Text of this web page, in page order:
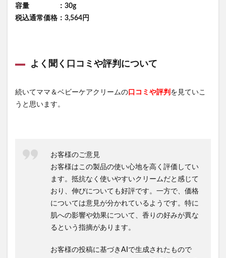
容量 ：30g
税込通常価格：3,564円
よく聞く口コミや評判について
続いてママ＆ベビーケアクリームの 口コミや評判 を見ていこ
うと思います。
お客様のご意見
お客様はこの製品の使い心地を高く評価してい
ます。抵抗なく使いやすいクリームだと感じて
おり、伸びについても好評です。一方で、価格
については意見が分かれているようです。特に
肌への影響や効果について、香りの好みが異な
るという指摘があります。
お客様の投稿に基づきAIで生成されたもので